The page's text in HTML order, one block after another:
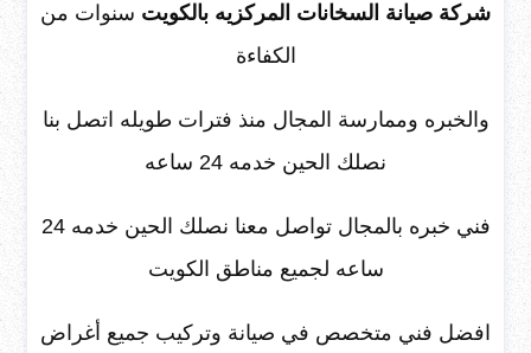
شركة صيانة السخانات المركزيه بالكويت سنوات من
الكفاءة
والخبره وممارسة المجال منذ فترات طويله اتصل بنا
نصلك الحين خدمه 24 ساعه
فني خبره بالمجال تواصل معنا نصلك الحين خدمه 24
ساعه لجميع مناطق الكويت
افضل فني متخصص في صيانة وتركيب جميع أغراض